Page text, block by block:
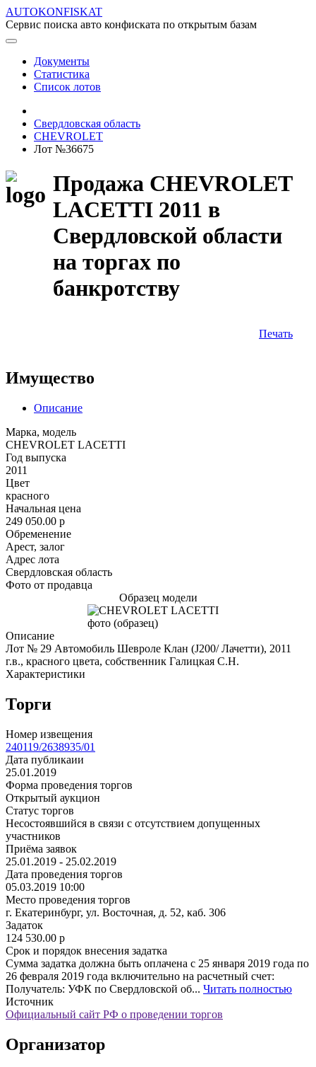
AUTOKONFISKAT
Сервис поиска авто конфиската по открытым базам
Документы
Статистика
Список лотов
Свердловская область
CHEVROLET
Лот №36675
Продажа CHEVROLET
LACETTI 2011 в
Свердловской области
на торгах по
банкротству
Печать
Имущество
Описание
Марка, модель
CHEVROLET LACETTI
Год выпуска
2011
Цвет
красного
Начальная цена
249 050.00 p
Обременение
Арест, залог
Адрес лота
Свердловская область
Фото от продавца
Образец модели
Описание
Лот № 29 Автомобиль Шевроле Клан (J200/ Лачетти), 2011
г.в., красного цвета, собственник Галицкая С.Н.
Характеристики
Торги
Номер извещения
240119/2638935/01
Дата публикаии
25.01.2019
Форма проведения торгов
Открытый аукцион
Статус торгов
Несостоявшийся в связи с отсутствием допущенных
участников
Приёма заявок
25.01.2019 - 25.02.2019
Дата проведения торгов
05.03.2019 10:00
Место проведения торгов
г. Екатеринбург, ул. Восточная, д. 52, каб. 306
Задаток
124 530.00 p
Срок и порядок внесения задатка
Сумма задатка должна быть оплачена с 25 января 2019 года по
26 февраля 2019 года включительно на расчетный счет:
Получатель: УФК по Свердловской об... Читать полностью
Источник
Официальный сайт РФ о проведении торгов
Организатор